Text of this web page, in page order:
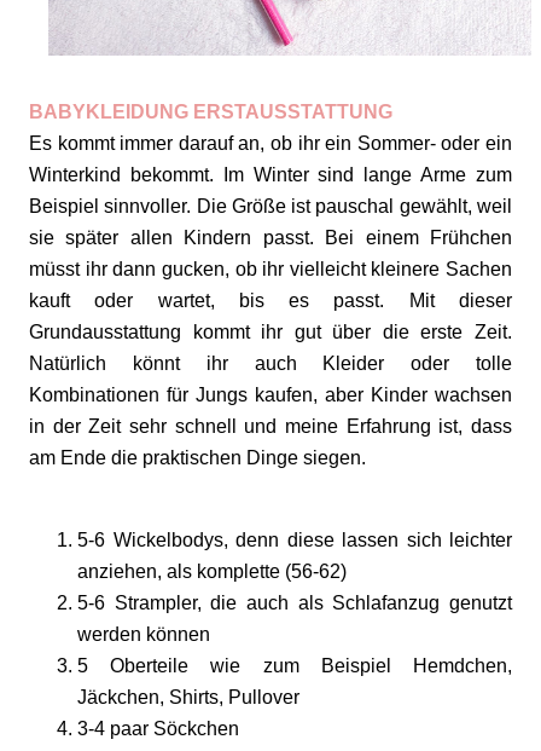
BABYKLEIDUNG ERSTAUSSTATTUNG
Es kommt immer darauf an, ob ihr ein Sommer- oder ein
Winterkind bekommt. Im Winter sind lange Arme zum
Beispiel sinnvoller. Die Größe ist pauschal gewählt, weil
sie später allen Kindern passt. Bei einem Frühchen
müsst ihr dann gucken, ob ihr vielleicht kleinere Sachen
kauft oder wartet, bis es passt. Mit dieser
Grundausstattung kommt ihr gut über die erste Zeit.
Natürlich könnt ihr auch Kleider oder tolle
Kombinationen für Jungs kaufen, aber Kinder wachsen
in der Zeit sehr schnell und meine Erfahrung ist, dass
am Ende die praktischen Dinge siegen.
5-6 Wickelbodys, denn diese lassen sich leichter
anziehen, als komplette (56-62)
5-6 Strampler, die auch als Schlafanzug genutzt
werden können
5 Oberteile wie zum Beispiel Hemdchen,
Jäckchen, Shirts, Pullover
3-4 paar Söckchen